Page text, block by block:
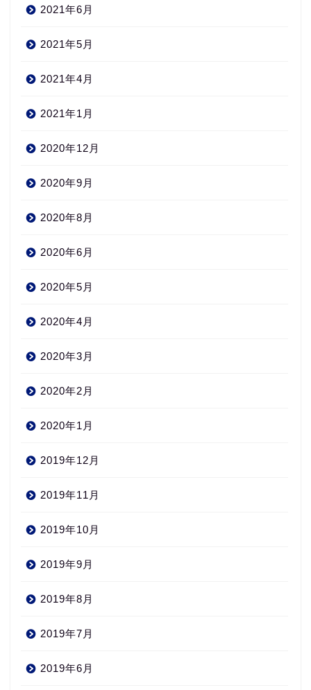
2021年6月
2021年5月
2021年4月
2021年1月
2020年12月
2020年9月
2020年8月
2020年6月
2020年5月
2020年4月
2020年3月
2020年2月
2020年1月
2019年12月
2019年11月
2019年10月
2019年9月
2019年8月
2019年7月
2019年6月